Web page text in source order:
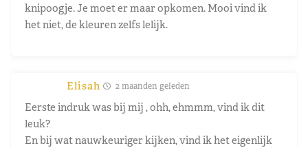
knipoogje. Je moet er maar opkomen. Mooi vind ik
het niet, de kleuren zelfs lelijk.
Elisah 2 maanden geleden
Eerste indruk was bij mij , ohh, ehmmm, vind ik dit
leuk?
En bij wat nauwkeuriger kijken, vind ik het eigenlijk